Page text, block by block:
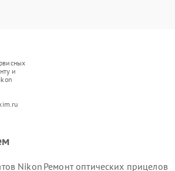
и
Nikon Ремонт оптических прицелов